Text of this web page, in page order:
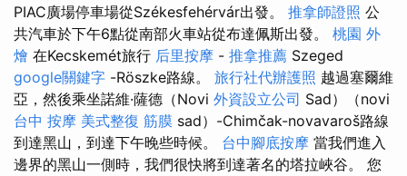
PIAC廣場停車場從Székesfehérvár出發。 推拿師證照 公
共汽車於下午6點從南部火車站從布達佩斯出發。 桃園 外
燴 在Kecskemét旅行 后里按摩 - 推拿推薦 Szeged
google關鍵字 -Röszke路線。 旅行社代辦護照 越過塞爾維
亞，然後乘坐諾維·薩德（Novi 外資設立公司 Sad）（novi
台中 按摩 美式整復 筋膜 sad）-Chimčak-novavaroš路線
到達黑山，到達下午晚些時候。 台中腳底按摩 當我們進入
邊界的黑山一側時，我們很快將到達著名的塔拉峽谷。 您